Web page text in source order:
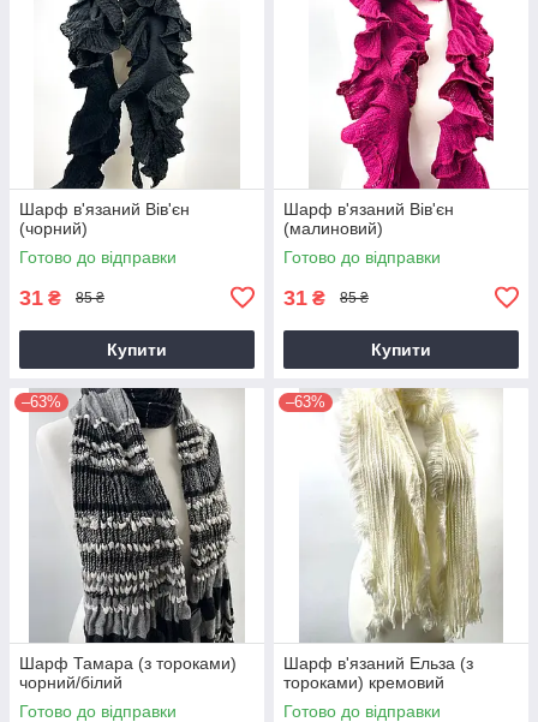
Шарф в'язаний Вів'єн
(чорний)
Готово до відправки
31 ₴ 85 ₴
Купити
Шарф в'язаний Вів'єн
(малиновий)
Готово до відправки
31 ₴ 85 ₴
Купити
–63%
Шарф Тамара (з тороками)
чорний/білий
Готово до відправки
–63%
Шарф в'язаний Ельза (з
тороками) кремовий
Готово до відправки